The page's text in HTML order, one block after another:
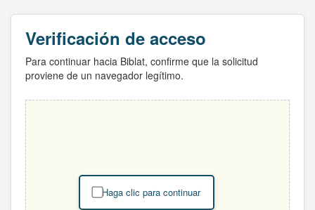
Verificación de acceso
Para continuar hacia Biblat, confirme que la solicitud
proviene de un navegador legítimo.
Haga clic para continuar